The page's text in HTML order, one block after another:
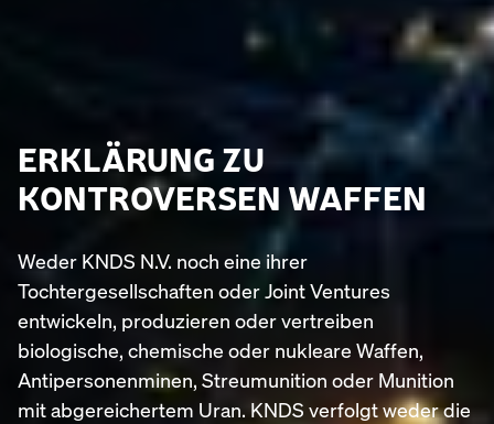
ERKLÄRUNG ZU
KONTROVERSEN WAFFEN
Weder KNDS N.V. noch eine ihrer
Tochtergesellschaften oder Joint Ventures
entwickeln, produzieren oder vertreiben
biologische, chemische oder nukleare Waffen,
Antipersonenminen, Streumunition oder Munition
mit abgereichertem Uran. KNDS verfolgt weder die